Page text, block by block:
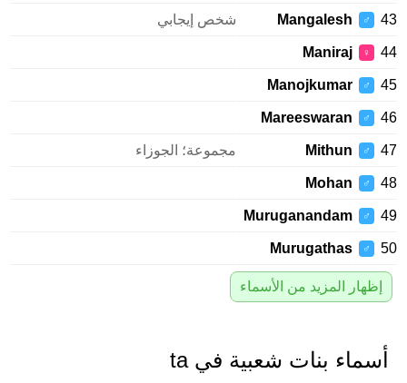
43
♂
Mangalesh شخص إيجابي
44
♀
Maniraj
45
♂
Manojkumar
46
♂
Mareeswaran
47
♂
Mithun مجموعة؛ الجوزاء
48
♂
Mohan
49
♂
Muruganandam
50
♂
Murugathas
إظهار المزيد من الأسماء
أسماء بنات شعبية في ta